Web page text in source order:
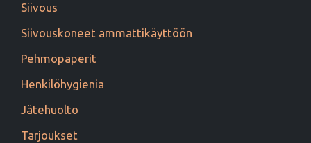
Siivous
Siivouskoneet ammattikäyttöön
Pehmopaperit
Henkilöhygienia
Jätehuolto
Tarjoukset